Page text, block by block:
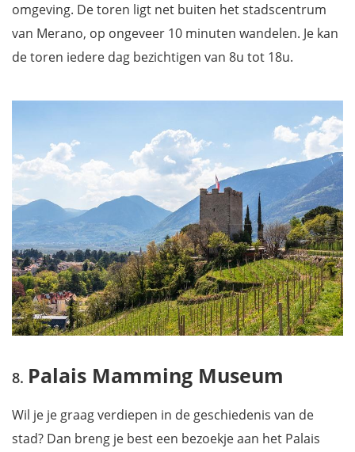
omgeving. De toren ligt net buiten het stadscentrum
van Merano, op ongeveer 10 minuten wandelen. Je kan
de toren iedere dag bezichtigen van 8u tot 18u.
Palais Mamming Museum
Wil je je graag verdiepen in de geschiedenis van de
stad? Dan breng je best een bezoekje aan het Palais